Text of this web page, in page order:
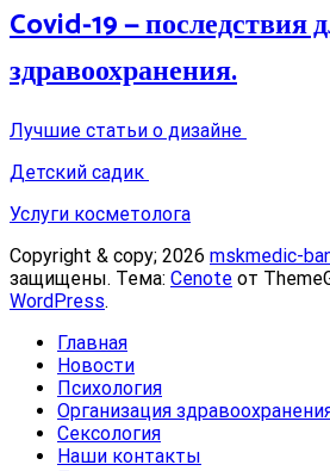
Covid-19 — последствия
здравоохранения.
Лучшие статьи о дизайне
Детский садик
Услуги косметолога
Copyright & copy; 2026 mskmedic-
защищены. Тема: Cenote от
WordPress.
Главная
Новости
Психология
Организация
Сексология
Наши контакты